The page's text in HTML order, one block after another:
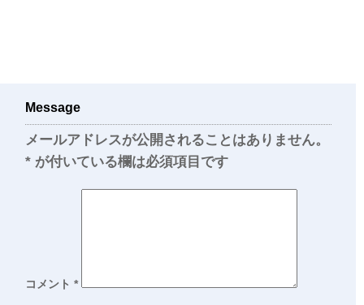
Message
メールアドレスが公開されることはありません。
* が付いている欄は必須項目です
コメント *